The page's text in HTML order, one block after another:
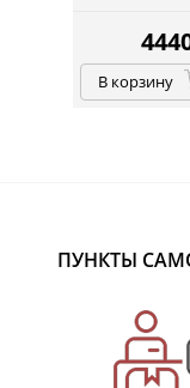
В корзину
ПУНКТЫ